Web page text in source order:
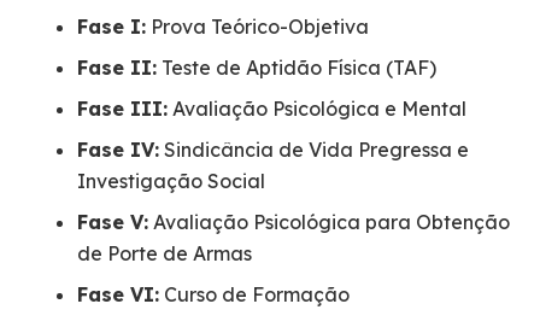
Fase I: Prova Teórico-Objetiva
Fase II: Teste de Aptidão Física (TAF)
Fase III: Avaliação Psicológica e Mental
Fase IV: Sindicância de Vida Pregressa e
Investigação Social
Fase V: Avaliação Psicológica para Obtenção
de Porte de Armas
Fase VI: Curso de Formação